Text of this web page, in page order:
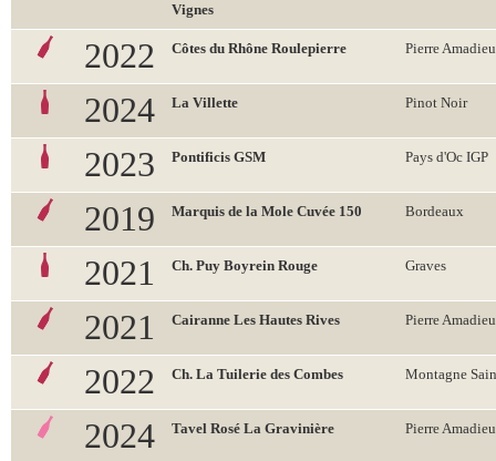
Vignes
2022 Côtes du Rhône Roulepierre Pierre Amadieu
2024 La Villette Pinot Noir
2023 Pontificis GSM Pays d'Oc IGP
2019 Marquis de la Mole Cuvée 150 Bordeaux
2021 Ch. Puy Boyrein Rouge Graves
2021 Cairanne Les Hautes Rives Pierre Amadieu
2022 Ch. La Tuilerie des Combes Montagne
2024 Tavel Rosé La Gravinière Pierre Amadieu